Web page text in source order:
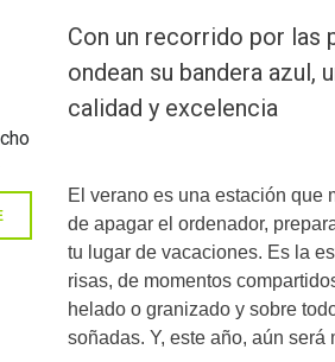
Con un recorrido por las
ondean su bandera
calidad y excelencia
El verano es una estación que
de apagar el ordenador,
tu lugar de vacaciones. Es la
risas, de momentos
helado o granizado y sobre
soñadas. Y, este año, aún